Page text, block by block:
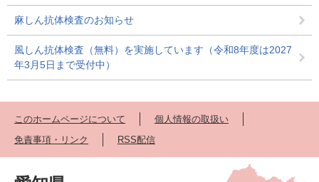
麻しん抗体検査のお知らせ
風しん抗体検査（無料）を実施しています（令和8年度は2027
年3月5日まで受付中）
このホームページについて
個人情報の取扱い
免責事項・リンク
RSS配信